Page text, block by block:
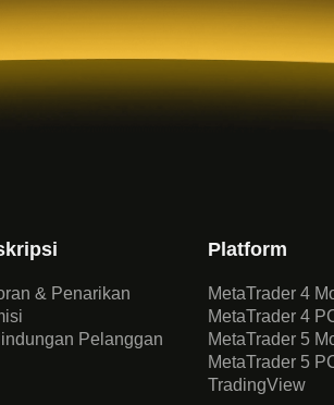
& Penarikan
Pelanggan
Platform
MetaTrader 4
MetaTrader 4
MetaTrader 5
MetaTrader 5
TradingView